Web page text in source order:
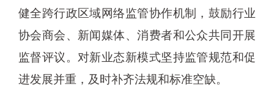
健全跨行政区域网络监管协作机制，鼓励行业
协会商会、新闻媒体、消费者和公众共同开展
监督评议。对新业态新模式坚持监管规范和促
进发展并重，及时补齐法规和标准空缺。